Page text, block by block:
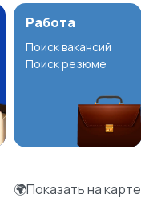
Работа
Поиск вакансий
Поиск резюме
🌍Показать на карте